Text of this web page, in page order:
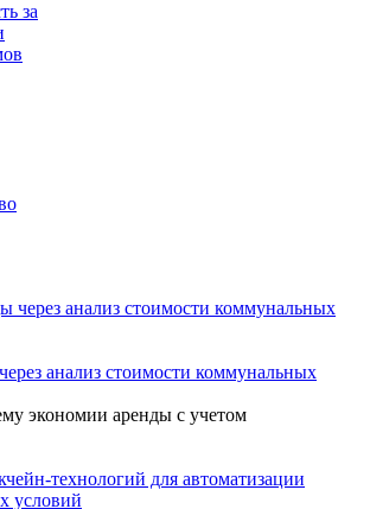
за
анализ стоимости коммунальных
экономии аренды с учетом